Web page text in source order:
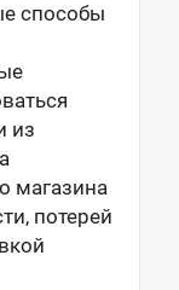
способы
из
магазина
потерей